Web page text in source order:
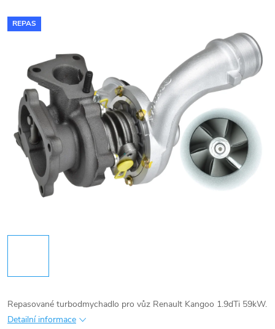
REPAS
Repasované turbodmychadlo pro vůz Renault Kangoo 1.9dTi 59kW.
Detailní informace